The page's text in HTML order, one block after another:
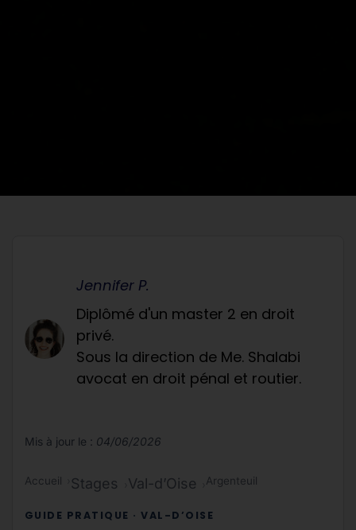
Jennifer P.
Diplômé d'un master 2 en droit
privé.
Sous la direction de Me. Shalabi
avocat en droit pénal et routier.
Mis à jour le : 04/06/2026
Accueil Stages Val-d’Oise Argenteuil
GUIDE PRATIQUE · VAL-D’OISE